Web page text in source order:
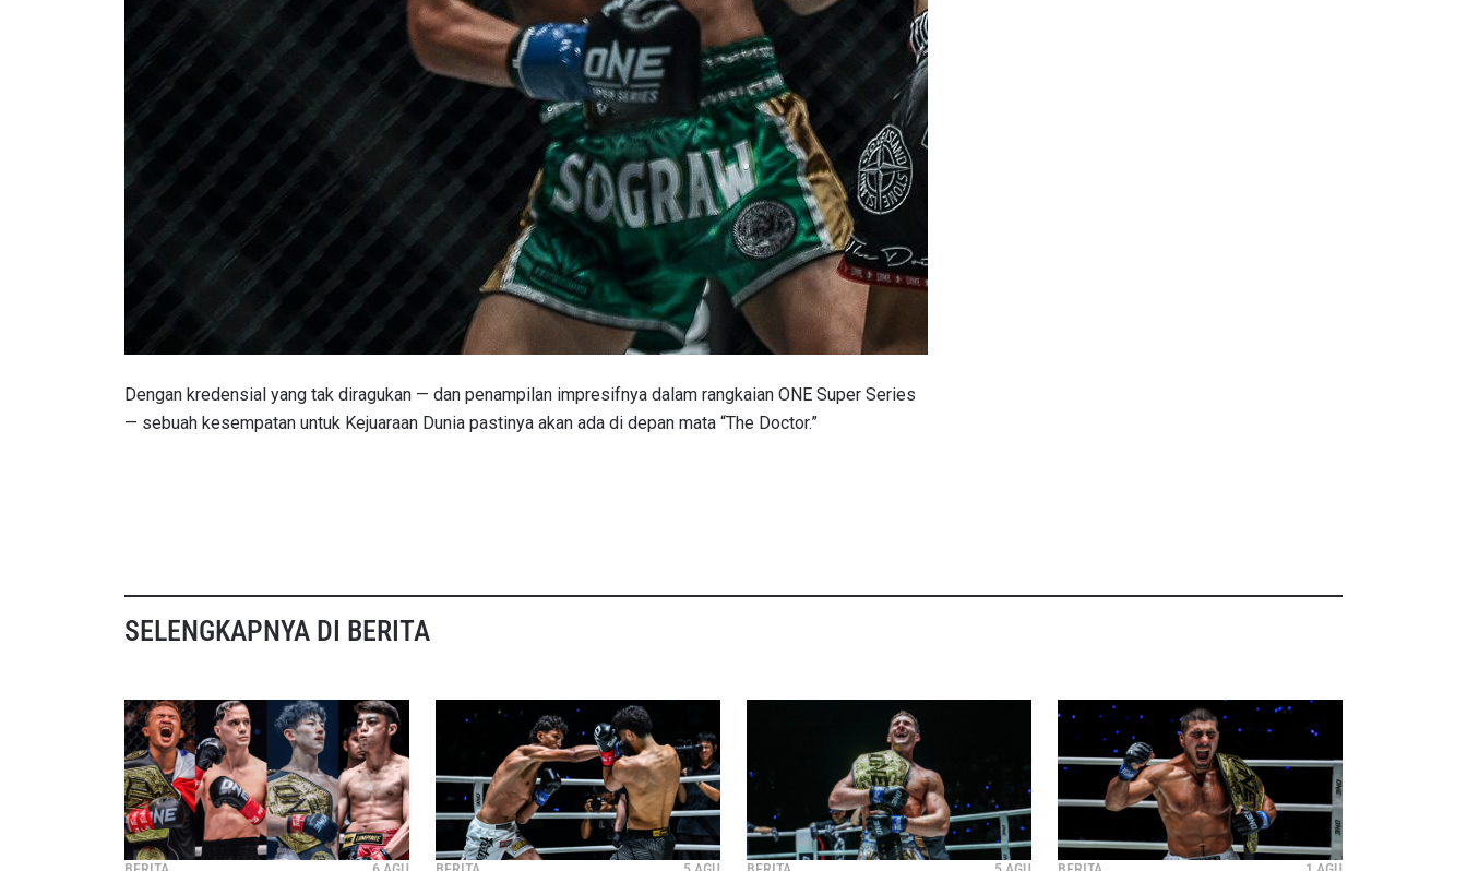
Dengan kredensial yang tak diragukan — dan penampilan impresifnya dalam rangkaian ONE Super Series
— sebuah kesempatan untuk Kejuaraan Dunia pastinya akan ada di depan mata “The Doctor.”
SELENGKAPNYA DI BERITA